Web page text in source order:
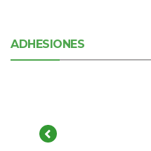
ADHESIONES